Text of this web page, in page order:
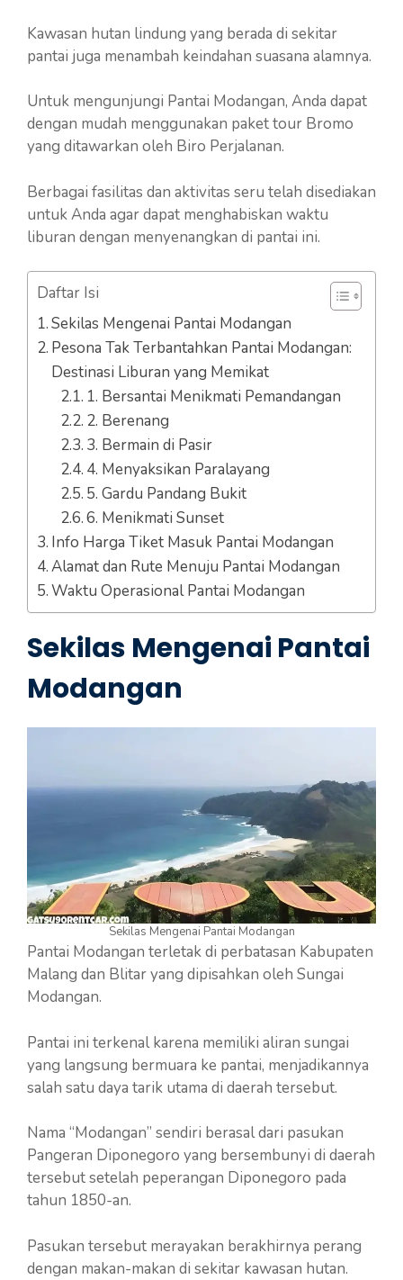
Kawasan hutan lindung yang berada di sekitar
pantai juga menambah keindahan suasana alamnya.
Untuk mengunjungi Pantai Modangan, Anda dapat
dengan mudah menggunakan paket tour Bromo
yang ditawarkan oleh Biro Perjalanan.
Berbagai fasilitas dan aktivitas seru telah disediakan
untuk Anda agar dapat menghabiskan waktu
liburan dengan menyenangkan di pantai ini.
Daftar Isi
Sekilas Mengenai Pantai Modangan
Pesona Tak Terbantahkan Pantai Modangan:
Destinasi Liburan yang Memikat
1. Bersantai Menikmati Pemandangan
2. Berenang
3. Bermain di Pasir
4. Menyaksikan Paralayang
5. Gardu Pandang Bukit
6. Menikmati Sunset
Info Harga Tiket Masuk Pantai Modangan
Alamat dan Rute Menuju Pantai Modangan
Waktu Operasional Pantai Modangan
Sekilas Mengenai Pantai
Modangan
Sekilas Mengenai Pantai Modangan
Pantai Modangan terletak di perbatasan Kabupaten
Malang dan Blitar yang dipisahkan oleh Sungai
Modangan.
Pantai ini terkenal karena memiliki aliran sungai
yang langsung bermuara ke pantai, menjadikannya
salah satu daya tarik utama di daerah tersebut.
Nama “Modangan” sendiri berasal dari pasukan
Pangeran Diponegoro yang bersembunyi di daerah
tersebut setelah peperangan Diponegoro pada
tahun 1850-an.
Pasukan tersebut merayakan berakhirnya perang
dengan makan-makan di sekitar kawasan hutan.